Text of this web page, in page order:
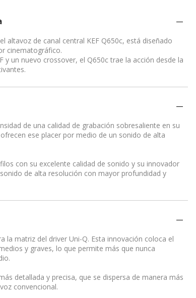
altavoz de canal central KEF Q650c, está diseñado
cinematográfico.
un nuevo crossover, el Q650c trae la acción desde la
de una calidad de grabación sobresaliente en su
ese placer por medio de un sonido de alta
con su excelente calidad de sonido y su innovador
de alta resolución con mayor profundidad y
la matriz del driver Uni-Q. Esta innovación coloca el
y graves, lo que permite más que nunca
detallada y precisa, que se dispersa de manera más
convencional.